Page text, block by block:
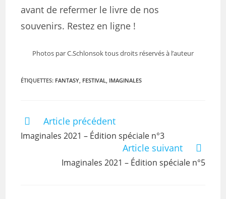
avant de refermer le livre de nos
souvenirs. Restez en ligne !
Photos par C.Schlonsok tous droits réservés à l’auteur
ÉTIQUETTES: FANTASY, FESTIVAL, IMAGINALES
Article précédent
Imaginales 2021 – Édition spéciale n°3
Article suivant
Imaginales 2021 – Édition spéciale n°5